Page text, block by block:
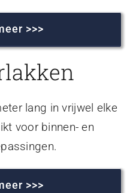
>>>
lang in vrijwel elke
voor binnen- en
>>>